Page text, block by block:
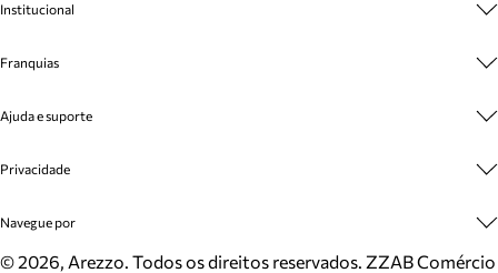
Institucional
Cashback
Venda Corporativa
Mapa do Site
Inverno
Mundo Arezzo
Franquias
Plano de Negócio
Ajuda e suporte
Cadastro
Meus Pedidos
Trocas e Devoluções
Privacidade
Politica e Privacidade
Navegue por
Sapatos
©2026, Arezzo. Todos os direitos reservados. ZZAB Comércio